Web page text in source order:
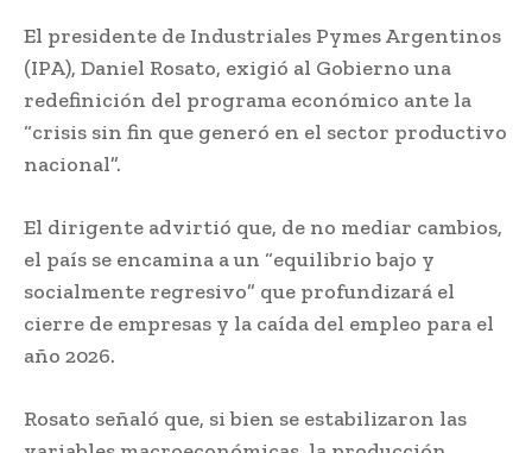
El presidente de Industriales Pymes Argentinos
(IPA), Daniel Rosato, exigió al Gobierno una
redefinición del programa económico ante la
“crisis sin fin que generó en el sector productivo
nacional”.
El dirigente advirtió que, de no mediar cambios,
el país se encamina a un “equilibrio bajo y
socialmente regresivo” que profundizará el
cierre de empresas y la caída del empleo para el
año 2026.
Rosato señaló que, si bien se estabilizaron las